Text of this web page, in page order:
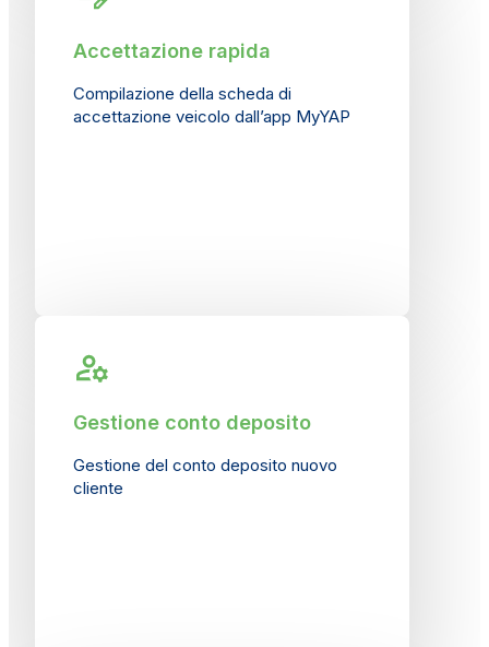
Accettazione rapida
Compilazione della scheda di
accettazione veicolo dall’app MyYAP
Gestione conto deposito
Gestione del conto deposito nuovo
cliente